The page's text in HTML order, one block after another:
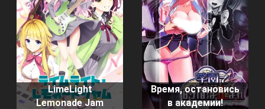
LimeLight
Lemonade Jam
Время, остановись
в академии!